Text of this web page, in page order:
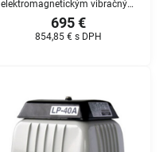
elektromagnetickým vibračným
motorom , ktorého vysoká
účinnosť je jeho všeobecne
známou vlastnosťou. Dodací
695 €
854,85 € s DPH